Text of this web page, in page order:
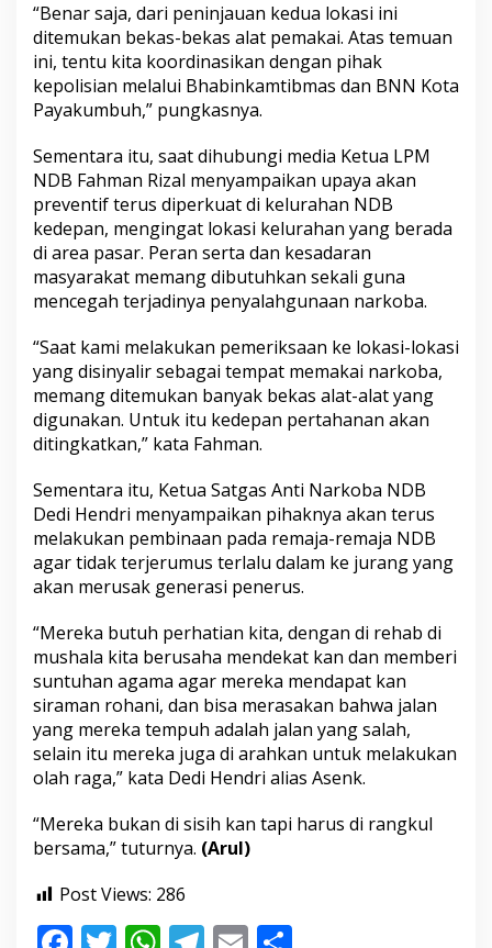
“Benar saja, dari peninjauan kedua lokasi ini
ditemukan bekas-bekas alat pemakai. Atas temuan
ini, tentu kita koordinasikan dengan pihak
kepolisian melalui Bhabinkamtibmas dan BNN Kota
Payakumbuh,” pungkasnya.
Sementara itu, saat dihubungi media Ketua LPM
NDB Fahman Rizal menyampaikan upaya akan
preventif terus diperkuat di kelurahan NDB
kedepan, mengingat lokasi kelurahan yang berada
di area pasar. Peran serta dan kesadaran
masyarakat memang dibutuhkan sekali guna
mencegah terjadinya penyalahgunaan narkoba.
“Saat kami melakukan pemeriksaan ke lokasi-lokasi
yang disinyalir sebagai tempat memakai narkoba,
memang ditemukan banyak bekas alat-alat yang
digunakan. Untuk itu kedepan pertahanan akan
ditingkatkan,” kata Fahman.
Sementara itu, Ketua Satgas Anti Narkoba NDB
Dedi Hendri menyampaikan pihaknya akan terus
melakukan pembinaan pada remaja-remaja NDB
agar tidak terjerumus terlalu dalam ke jurang yang
akan merusak generasi penerus.
“Mereka butuh perhatian kita, dengan di rehab di
mushala kita berusaha mendekat kan dan memberi
suntuhan agama agar mereka mendapat kan
siraman rohani, dan bisa merasakan bahwa jalan
yang mereka tempuh adalah jalan yang salah,
selain itu mereka juga di arahkan untuk melakukan
olah raga,” kata Dedi Hendri alias Asenk.
“Mereka bukan di sisih kan tapi harus di rangkul
bersama,” tuturnya. (Arul)
Post Views: 286